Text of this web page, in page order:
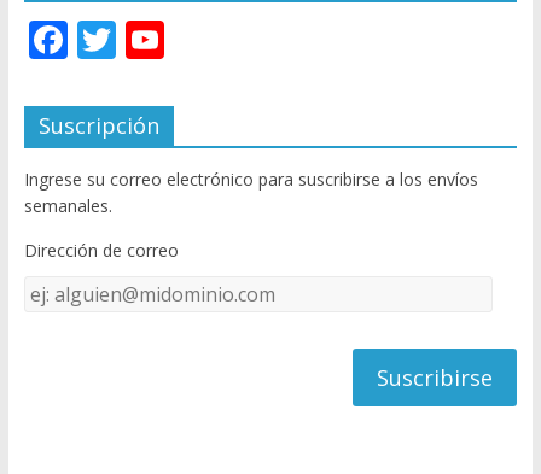
F
e
b
o
o
k
T
itt
er
Y
u
T
u
e
C
Suscripción
Ingrese su correo electrónico para suscribirse a los envíos
semanales.
Dirección de correo
Dirección
de